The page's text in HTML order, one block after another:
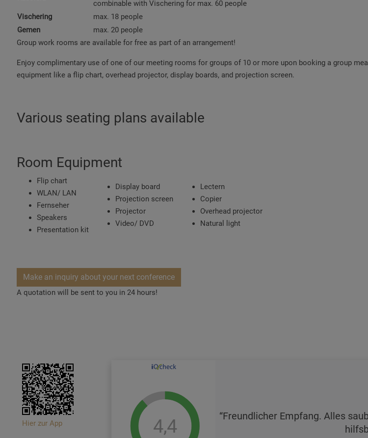
combinable with Vischering for max. 60 people
Vischering
max. 18 people
Gemen
max. 20 people
Group work rooms are available for free as part of an arrangement!
Enjoy complimentary use of one of our meeting rooms for groups of 10 or more upon booking a group
equipment like a flip chart, overhead projector, display boards, and projection screen.
Various seating plans available
Room Equipment
Flip chart
WLAN/ LAN
Fernseher
Speakers
Presentation kit
Display board
Projection screen
Projector
Video/ DVD
Lectern
Copier
Overhead projector
Natural light
Make an inquiry about your next conference
A quotation will be sent to you in 24 hours!
Hier zur App 4,4
Freundlicher Empfang. Alles